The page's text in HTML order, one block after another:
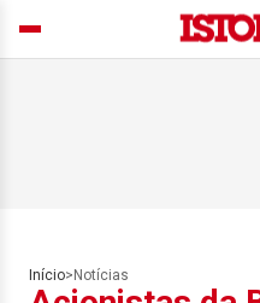
Início> Notícias